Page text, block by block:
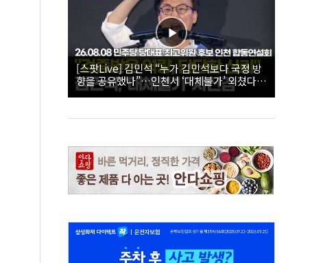
[스팟Live] 김민석 “누가 김민석보다 국정 방
향을 공유했나”…인천서 ‘대체불가’ 외쳤다 |
26.08.08 더불어민주당 당대표·최고위원 후